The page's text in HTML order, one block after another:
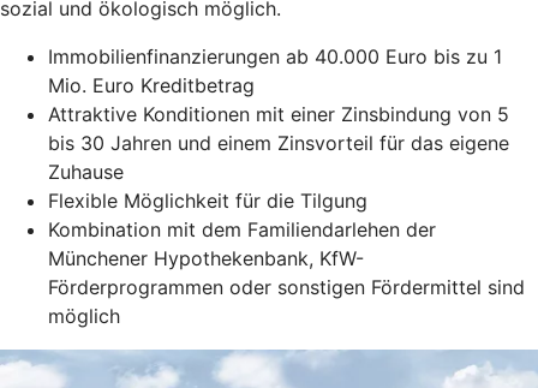
sozial und ökologisch möglich.
Immobilienfinanzierungen ab 40.000 Euro bis zu 1
Mio. Euro Kreditbetrag
Attraktive Konditionen mit einer Zinsbindung von 5
bis 30 Jahren und einem Zinsvorteil für das eigene
Zuhause
Flexible Möglichkeit für die Tilgung
Kombination mit dem Familiendarlehen der
Münchener Hypothekenbank, KfW-
Förderprogrammen oder sonstigen Fördermittel sind
möglich